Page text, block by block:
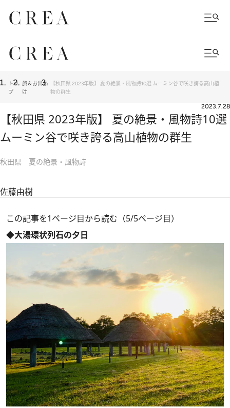
トッ
プ
旅＆お出か
け
【秋田県 2023年版】 夏の絶景・風物詩10選 ムーミン谷で咲き誇る高山植
物の群生
2023.7.28
【秋田県 2023年版】 夏の絶景・風物詩10選
ムーミン谷で咲き誇る高山植物の群生
秋田県 夏の絶景・風物詩
佐藤由樹
この記事を1ページ目から読む（5/5ページ目）
◆大湯環状列石の夕日